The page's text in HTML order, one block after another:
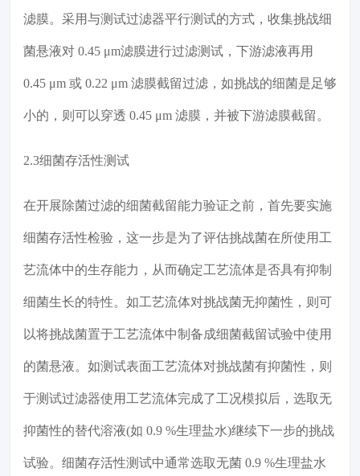
滤膜。采用与测试过滤器平行测试的方式，收集挑战细
菌悬液对 0.45 μm滤膜进行过滤测试，下游滤液再用
0.45 μm 或 0.22 μm 滤膜截留过滤，如挑战的细菌是足够
小的，则可以穿透 0.45 μm 滤膜，并被下游滤膜截留。
2.3细菌存活性测试
在开展除菌过滤的细菌截留能力验证之前，首先要实施
细菌存活性检验，这一步是为了评估挑战菌在所使用工
艺流体中的生存能力，从而确定工艺流体是否具有抑制
细菌生长的特性。如工艺流体对挑战菌无抑菌性，则可
以将挑战菌置于工艺流体中制备成细菌截留试验中使用
的菌悬液。如测试表面工艺流体对挑战菌有抑菌性，则
于测试过滤器使用工艺流体完成了工况模拟后，选取无
抑菌性的替代溶液(如 0.9 %生理盐水)继续下一步的挑战
试验。细菌存活性测试中通常选取无菌 0.9 %生理盐水